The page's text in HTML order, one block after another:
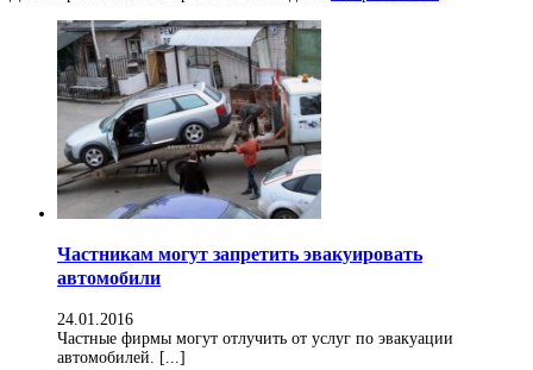
Частникам могут запретить эвакуировать
автомобили
24.01.2016
Частные фирмы могут отлучить от услуг по эвакуации
автомобилей. [...]